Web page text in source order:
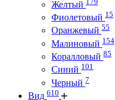
Желтый
Фиолетовый 15
Оранжевый 55
Малиновый 154
Коралловый 85
Синий 101
Черный 7
Вид 610